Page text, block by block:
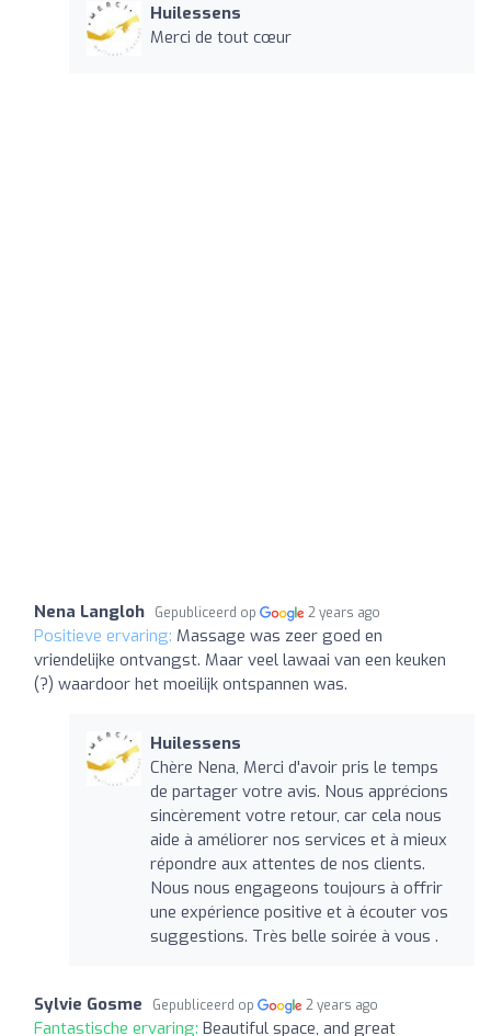
Huilessens
Merci de tout cœur
Nena Langloh Gepubliceerd op 2 years ago
Positieve ervaring: Massage was zeer goed en
vriendelijke ontvangst. Maar veel lawaai van een keuken
(?) waardoor het moeilijk ontspannen was.
Huilessens
Chère Nena, Merci d'avoir pris le temps
de partager votre avis. Nous apprécions
sincèrement votre retour, car cela nous
aide à améliorer nos services et à mieux
répondre aux attentes de nos clients.
Nous nous engageons toujours à offrir
une expérience positive et à écouter vos
suggestions. Très belle soirée à vous .
Sylvie Gosme Gepubliceerd op 2 years ago
Fantastische ervaring: Beautiful space, and great